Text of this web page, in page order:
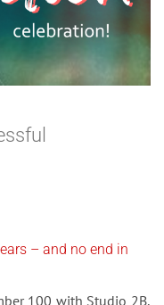
– and no end in
100 with Studio 2B,